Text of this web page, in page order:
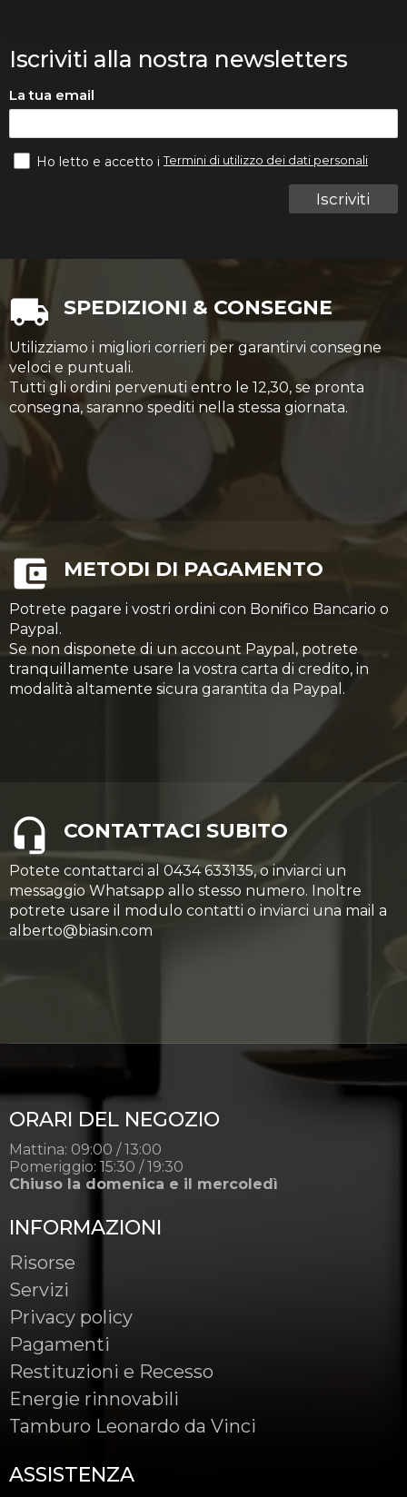
Iscriviti alla nostra newsletters
La tua email
Iscriviti
Ho letto e accetto iTermini di utilizzo dei dati personali
SPEDIZIONI & CONSEGNE
Utilizziamo i migliori corrieri per garantirvi consegne
veloci e puntuali.
Tutti gli ordini pervenuti entro le 12,30, se pronta
consegna, saranno spediti nella stessa giornata.
METODI DI PAGAMENTO
Potrete pagare i vostri ordini con Bonifico Bancario o
Paypal.
Se non disponete di un account Paypal, potrete
tranquillamente usare la vostra carta di credito, in
modalità altamente sicura garantita da Paypal.
CONTATTACI SUBITO
Potete contattarci al 0434 633135, o inviarci un
messaggio Whatsapp allo stesso numero. Inoltre
potrete usare il modulo contatti o inviarci una mail a
alberto@biasin.com
ORARI DEL NEGOZIO
Mattina: 09:00 / 13:00
Pomeriggio: 15:30 / 19:30
Chiuso la domenica e il mercoledì
INFORMAZIONI
Risorse
Servizi
Privacy policy
Pagamenti
Restituzioni e Recesso
Energie rinnovabili
Tamburo Leonardo da Vinci
ASSISTENZA